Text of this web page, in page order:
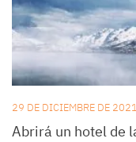
29 DE DICIEMBRE DE 2021
Abrirá un hotel de